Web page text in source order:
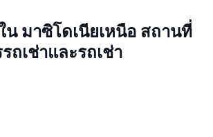
น มาซิโดเนียเหนือ สถานที่
ถเช่าและรถเช่า